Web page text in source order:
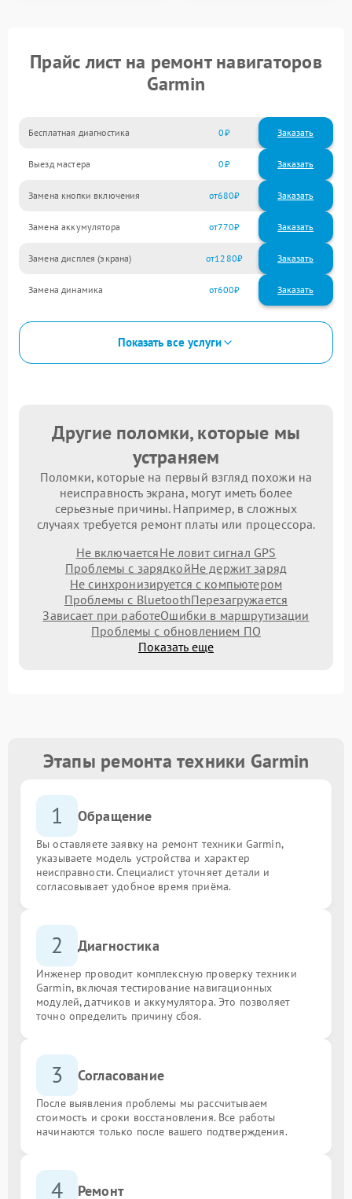
Прайс лист на ремонт навигаторов
Garmin
Бесплатная диагностика 0 Заказать
Выезд мастера 0 Заказать
Замена кнопки включения 680
Замена аккумулятора 770
Замена дисплея (экрана) 1280
Замена динамика 600
Показать все услуги
Другие поломки, которые мы
устраняем
Поломки, которые на первый взгляд похожи на
неисправность экрана, могут иметь более
серьезные причины. Например, в сложных
случаях требуется ремонт платы или процессора.
Не включаетсяНе ловит сигнал GPS
Проблемы с зарядкойНе держит заряд
Не синхронизируется с компьютером
Проблемы с BluetoothПерезагружается
Зависает при работеОшибки в маршрутизации
Проблемы с обновлением ПО
Показать еще
Этапы ремонта техники Garmin
1 Обращение
Вы оставляете заявку на ремонт техники Garmin,
указываете модель устройства и характер
неисправности. Специалист уточняет детали и
согласовывает удобное время приёма.
2 Диагностика
Инженер проводит комплексную проверку техники
Garmin, включая тестирование навигационных
модулей, датчиков и аккумулятора. Это позволяет
точно определить причину сбоя.
3 Согласование
После выявления проблемы мы рассчитываем
стоимость и сроки восстановления. Все работы
начинаются только после вашего подтверждения.
4 Ремонт